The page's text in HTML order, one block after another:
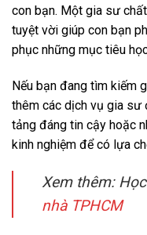
con bạn. Một gia sư
tuyệt vời giúp con bạn
phục những mục tiêu
Nếu bạn đang tìm kiếm
thêm các dịch vụ gia sư
tảng đáng tin cậy hoặc
kinh nghiệm để có lựa
Xem thêm:
nhà TPHCM